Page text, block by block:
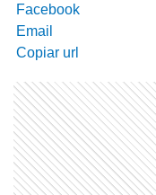
Facebook
Email
Copiar url